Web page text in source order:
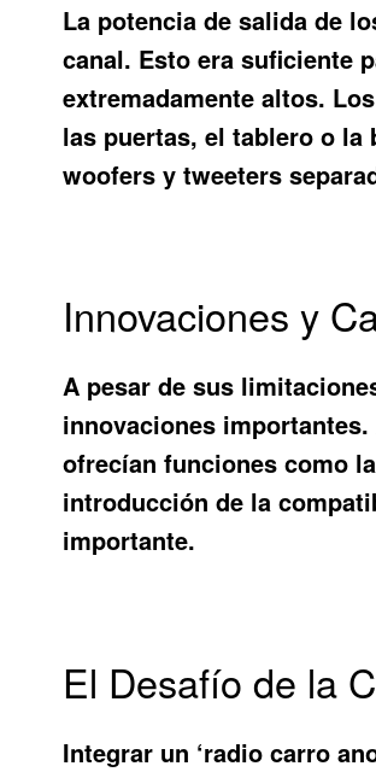
La potencia de salida de
canal. Esto era suficiente
extremadamente altos.
las puertas, el tablero o la
woofers y tweeters
Innovaciones y
A pesar de sus
innovaciones
ofrecían funciones como
introducción de la
importante.
El Desafío de la
Integrar un ‘radio carro